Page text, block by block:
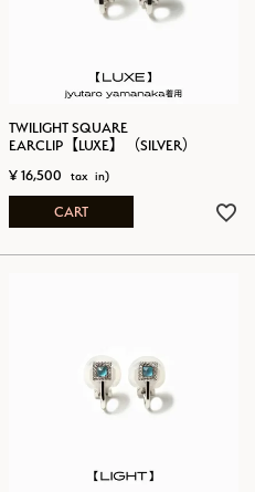
TWILIGHT SQUARE
EARCLIP【LUXE】（SILVER）
¥ 16,500
CART